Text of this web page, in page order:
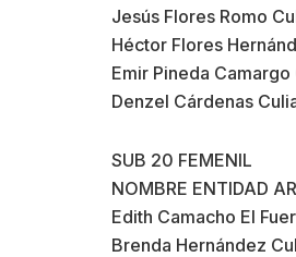
Jesús Flores Romo
Héctor Flores
Emir Pineda
Denzel Cárdenas
SUB 20 FEMENIL
NOMBRE ENTIDAD
Edith Camacho El
Brenda Hernández